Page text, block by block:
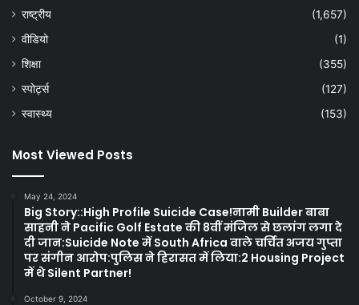
राष्ट्रीय
(1,657)
वीडियो
(1)
शिक्षा
(355)
स्पोर्ट्स
(127)
स्वास्थ्य
(153)
Most Viewed Posts
May 24, 2024
Big Story::High Profile Suicide Case!नामी Builder बाबा
साहनी ने Pacific Golf Estate की 8वीं मंजिल से छलांग लगा दे
दी जान:Suicide Note में South Africa वाले चर्चित अजय गुप्ता
पर संगीन आरोप:पुलिस ने हिरासत में लिया:2 Housing Project
में थे Silent Partner!
October 9, 2024